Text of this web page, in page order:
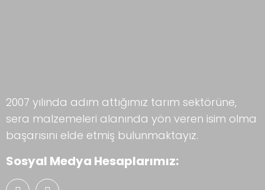
2007 yılında adım attığımız tarım sektörüne,
sera malzemeleri alanında yön veren isim olma
başarısını elde etmiş bulunmaktayız.
Sosyal Medya Hesaplarımız: